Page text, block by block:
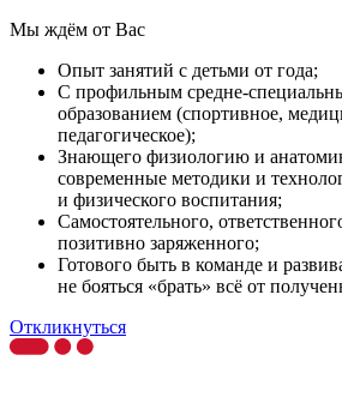
Мы ждём от Вас
Опыт занятий с детьми от года;
С профильным средне-
образованием (спортивное,
педагогическое);
Знающего физиологию и
современные методики и
и физического воспитания;
Самостоятельного,
позитивно заряженного;
Готового быть в команде и
не бояться «брать» всё от
Откликнуться